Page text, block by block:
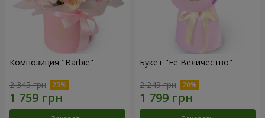
Композиция "Barbie"
2 345 грн
Букет "Её Величество"
2 249 грн